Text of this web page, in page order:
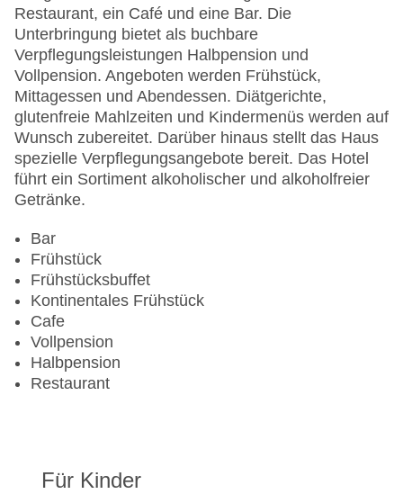
Pool, Outdoor Pool, Sonnenschirme am Pool,
Liegen am Pool
Zahlungsarten: American Express, Diners Club,
Mastercard, Visa
Landeskategorie: 5 Sterne
Restaurant, ein Café und eine Bar. Die
Unterbringung bietet als buchbare
Verpflegungsleistungen Halbpension und
Vollpension. Angeboten werden Frühstück,
Mittagessen und Abendessen. Diätgerichte,
glutenfreie Mahlzeiten und Kindermenüs werden auf
Wunsch zubereitet. Darüber hinaus stellt das Haus
spezielle Verpflegungsangebote bereit. Das Hotel
führt ein Sortiment alkoholischer und alkoholfreier
Getränke.
Bar
Frühstück
Frühstücksbuffet
Kontinentales Frühstück
Cafe
Vollpension
Halbpension
Restaurant
Für Kinder